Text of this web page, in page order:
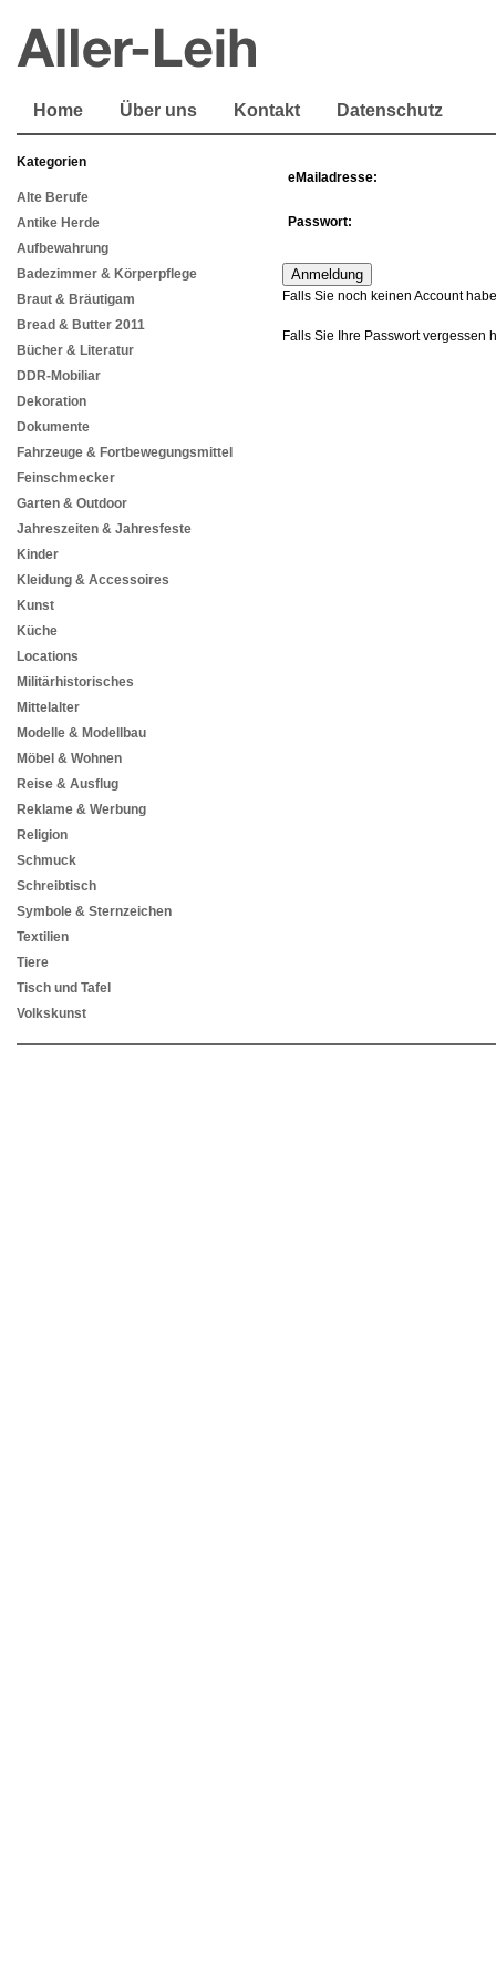
Home Über uns Kontakt Datenschutz
Kategorien
Alte Berufe
Antike Herde
Aufbewahrung
Badezimmer & Körperpflege
Braut & Bräutigam
Bread & Butter 2011
Bücher & Literatur
DDR-Mobiliar
Dekoration
Dokumente
Fahrzeuge & Fortbewegungsmittel
Feinschmecker
Garten & Outdoor
Jahreszeiten & Jahresfeste
Kinder
Kleidung & Accessoires
Kunst
Küche
Locations
Militärhistorisches
Mittelalter
Modelle & Modellbau
Möbel & Wohnen
Reise & Ausflug
Reklame & Werbung
Religion
Schmuck
Schreibtisch
Symbole & Sternzeichen
Textilien
Tiere
Tisch und Tafel
Volkskunst
eMailadresse:
Passwort:
Falls Sie noch keinen Account
Falls Sie Ihre Passwort vergessen